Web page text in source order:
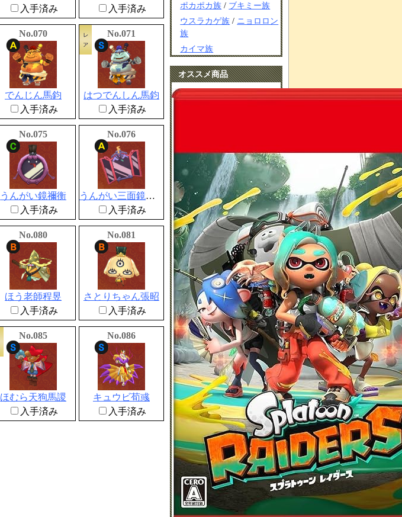
入手済み
入手済み
No.070
でんじん馬鈞
入手済み
No.071
はつでんしん馬鈞
入手済み
No.075
うんがい鏡禰衡
入手済み
No.076
うんがい三面鏡禰衡
入手済み
No.080
ほう老師程昱
入手済み
No.081
さとりちゃん張昭
入手済み
No.085
ほむら天狗馬謖
入手済み
No.086
キュウビ荀彧
入手済み
ポカポカ族 / ブキミー族
ウスラカゲ族 / ニョロロン
族
カイマ族
オススメ商品